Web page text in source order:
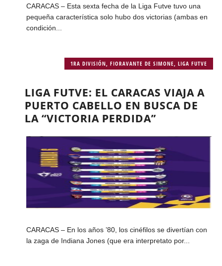
CARACAS – Esta sexta fecha de la Liga Futve tuvo una
pequeña característica solo hubo dos victorias (ambas en
condición...
1RA DIVISIÓN ,FIORAVANTE DE SIMONE ,LIGA FUTVE
LIGA FUTVE: EL CARACAS VIAJA A
PUERTO CABELLO EN BUSCA DE
LA “VICTORIA PERDIDA”
CARACAS – En los años ’80, los cinéfilos se divertían con
la zaga de Indiana Jones (que era interpretato por...